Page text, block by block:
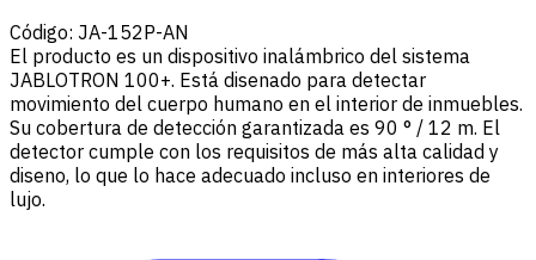
Código: JA-152P-AN
El producto es un dispositivo inalámbrico del sistema
JABLOTRON 100+. Está disenado para detectar
movimiento del cuerpo humano en el interior de inmuebles.
Su cobertura de detección garantizada es 90 ° / 12 m. El
detector cumple con los requisitos de más alta calidad y
diseno, lo que lo hace adecuado incluso en interiores de
lujo.